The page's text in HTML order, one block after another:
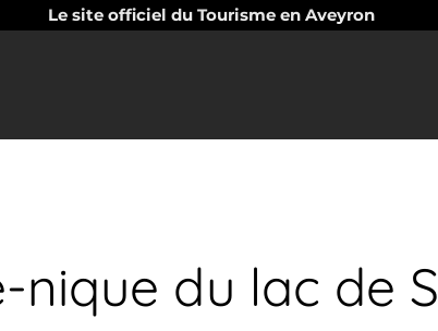
Le site officiel du Tourisme en Aveyron
nique du lac de